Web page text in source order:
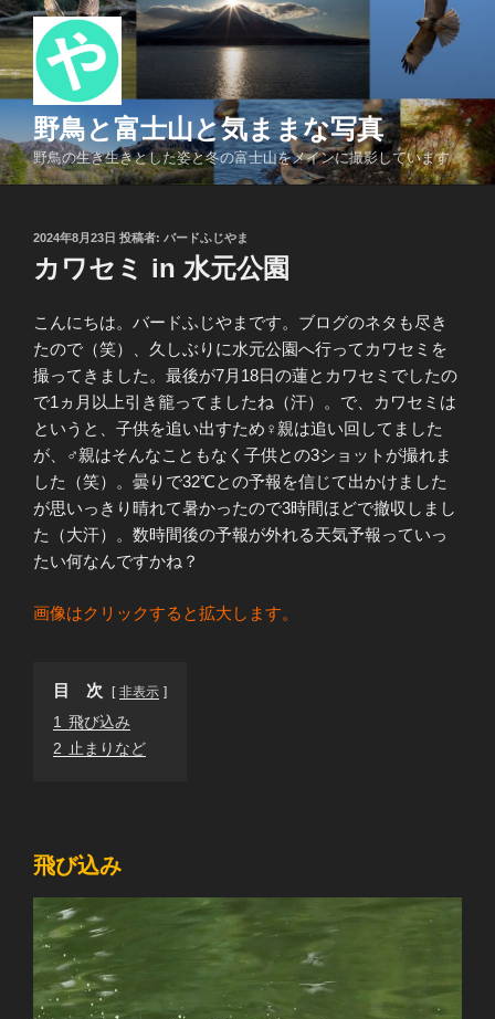
コ
ン
テ
へ
ス
野鳥と富士山と気ままな写真
野鳥の生き生きとした姿と冬の富士山をメインに撮影しています
投
日:
2024年8月23日 投稿者: バードふじやま
カワセミ in 水元公園
こんにちは。バードふじやまです。ブログのネタも尽き
たので（笑）、久しぶりに水元公園へ行ってカワセミを
撮ってきました。最後が7月18日の蓮とカワセミでしたの
で1ヵ月以上引き籠ってましたね（汗）。で、カワセミは
というと、子供を追い出すため♀親は追い回してました
が、♂親はそんなこともなく子供との3ショットが撮れま
した（笑）。曇りで32℃との予報を信じて出かけました
が思いっきり晴れて暑かったので3時間ほどで撤収しまし
た（大汗）。数時間後の予報が外れる天気予報っていっ
たい何なんですかね？
画像はクリックすると拡大します。
目 次 非表示
1
飛び込み
2
止まりなど
飛び込み